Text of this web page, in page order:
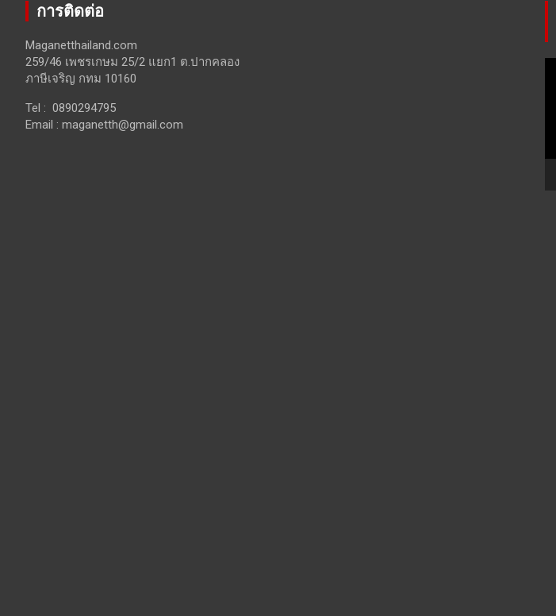
การติดต่อ
Maganetthailand.com
259/46 เพชรเกษม 25/2 แยก1 ต.ปากคลอง
ภาษีเจริญ กทม 10160
Tel : 0890294795
Email : maganetth@gmail.com